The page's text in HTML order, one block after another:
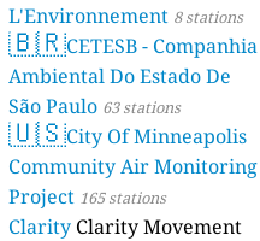
L'Environnement 8 stations
🇧🇷CETESB - Companhia
Ambiental Do Estado De
São Paulo 63 stations
🇺🇸City Of Minneapolis
Community Air Monitoring
Project 165 stations
Clarity Clarity Movement